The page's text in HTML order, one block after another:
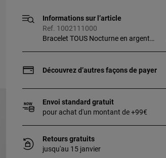
Informations sur l’article
Ref. 1002111000
Bracelet TOUS Nocturne en argent
Découvrez d’autres façons de payer
Envoi standard gratuit
pour achat d'un montant de +99€
Retours gratuits
jusqu'au 15 janvier